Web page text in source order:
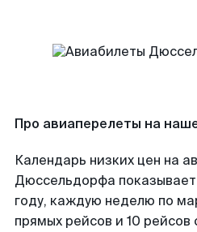
Про авиаперелеты на
Календарь низких цен на
Дюссельдорфа
году, каждую неделю по
прямых рейсов и 10